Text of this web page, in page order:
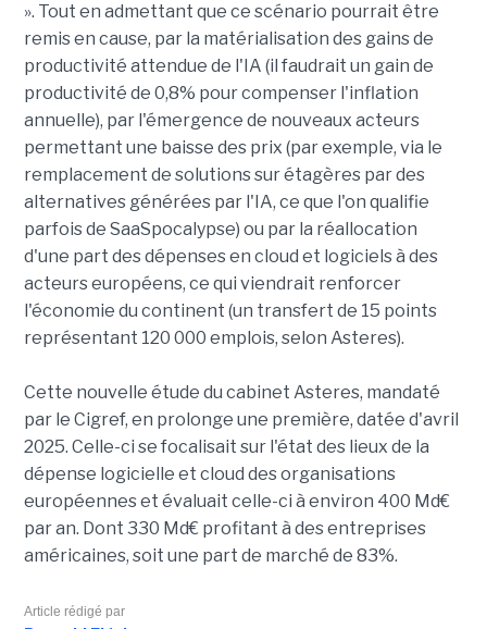
». Tout en admettant que ce scénario pourrait être
remis en cause, par la matérialisation des gains de
productivité attendue de l'IA (il faudrait un gain de
productivité de 0,8% pour compenser l'inflation
annuelle), par l'émergence de nouveaux acteurs
permettant une baisse des prix (par exemple, via le
remplacement de solutions sur étagères par des
alternatives générées par l'IA, ce que l'on qualifie
parfois de SaaSpocalypse) ou par la réallocation
d'une part des dépenses en cloud et logiciels à des
acteurs européens, ce qui viendrait renforcer
l'économie du continent (un transfert de 15 points
représentant 120 000 emplois, selon Asteres).
Cette nouvelle étude du cabinet Asteres, mandaté
par le Cigref, en prolonge une première, datée d'avril
2025. Celle-ci se focalisait sur l'état des lieux de la
dépense logicielle et cloud des organisations
européennes et évaluait celle-ci à environ 400 Md€
par an. Dont 330 Md€ profitant à des entreprises
américaines, soit une part de marché de 83%.
Article rédigé par